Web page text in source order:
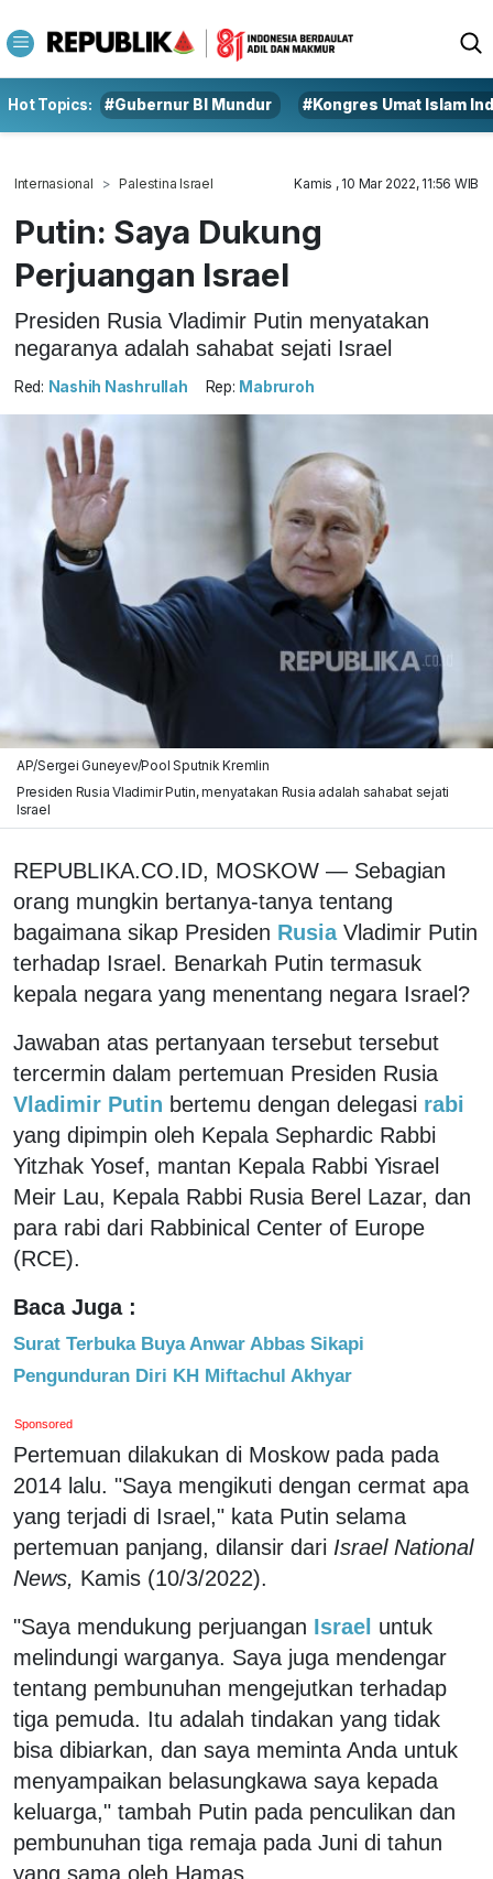
Hot Topics: #Gubernur BI Mundur #Kongres Umat Islam
Internasional Palestina Israel Kamis , 10 Mar 2022, 11:56 WIB
Putin: Saya Dukung
Perjuangan Israel
Presiden Rusia Vladimir Putin menyatakan
negaranya adalah sahabat sejati Israel
Red: Nashih Nashrullah Rep: Mabruroh
AP/Sergei Guneyev/Pool Sputnik Kremlin
Presiden Rusia Vladimir Putin, menyatakan Rusia adalah sahabat sejati
Israel
REPUBLIKA.CO.ID, MOSKOW — Sebagian
orang mungkin bertanya-tanya tentang
bagaimana sikap Presiden Rusia Vladimir Putin
terhadap Israel. Benarkah Putin termasuk
kepala negara yang menentang negara Israel?
Jawaban atas pertanyaan tersebut tersebut
tercermin dalam pertemuan Presiden Rusia
Vladimir Putin bertemu dengan delegasi rabi
yang dipimpin oleh Kepala Sephardic Rabbi
Yitzhak Yosef, mantan Kepala Rabbi Yisrael
Meir Lau, Kepala Rabbi Rusia Berel Lazar, dan
para rabi dari Rabbinical Center of Europe
(RCE).
Baca Juga :
Surat Terbuka Buya Anwar Abbas Sikapi
Pengunduran Diri KH Miftachul Akhyar
Sponsored
Pertemuan dilakukan di Moskow pada pada
2014 lalu. "Saya mengikuti dengan cermat apa
yang terjadi di Israel," kata Putin selama
pertemuan panjang, dilansir dari Israel National
News, Kamis (10/3/2022).
"Saya mendukung perjuangan Israel untuk
melindungi warganya. Saya juga mendengar
tentang pembunuhan mengejutkan terhadap
tiga pemuda. Itu adalah tindakan yang tidak
bisa dibiarkan, dan saya meminta Anda untuk
menyampaikan belasungkawa saya kepada
keluarga," tambah Putin pada penculikan dan
pembunuhan tiga remaja pada Juni di tahun
yang sama oleh Hamas.